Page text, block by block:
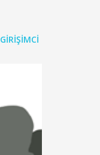
GIRIŞIMCI